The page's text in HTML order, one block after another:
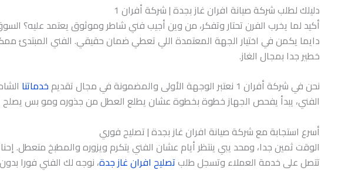
دليلك لطلب شركة صيانة افران غاز بجدة | شركة أفران 1
أكيد لما يخرب الفرن تحتار وتفكر، من وين أجيب فني شاطر وموثوق يعتمد عليه؟
دايما يكمن في اختيار الجهة المعتمدة اللي تعطي ضمان حقيقي. الفني
خطير جدا بمجال الغاز.
نحن في شركة أفران 1 نعتبر الوجهة الأولى والمضمونة في مجال تقديم
خدماتنا
الفني، يبدأ يفحص الجهاز خطوة بخطوة عشان يطلع العطل من جذوره ومو بس يصلح
أسرع استجابة مع شركة صيانة افران غاز بجدة | تصليح فوري
الوقت ثمين جدا، ومحد يبي ينتظر أيام عشان الفني يتكرم ويزوره والمطبخ متعطل.
تتصل على خدمة العملاء وتسجل طلبتصليح افران غاز جدة، نوجه لك الفني فورا